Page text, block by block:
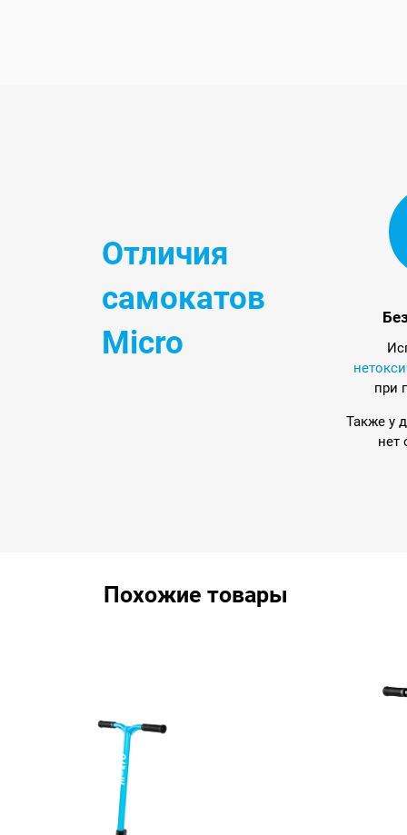
Отличия
самокатов
Micro
при
Также у
нет
Похожие товары